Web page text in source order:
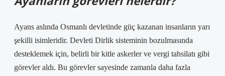
Ayans aslında Osmanlı devletinde güç kazanan insanların yarı
şekilli isimleridir. Devleti Dirlik sisteminin bozulmasında
desteklemek için, belirli bir kitle askerler ve vergi tahsilatı gibi
görevler aldı. Bu görevler sayesinde zamanla daha fazla